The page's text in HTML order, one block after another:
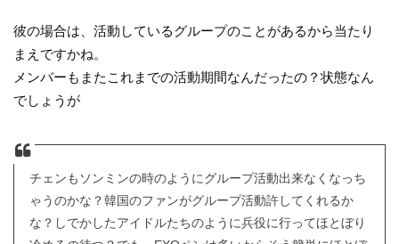
彼の場合は、活動しているグループのことがあるから当たり
まえですかね。
メンバーもまたこれまでの活動期間なんだったの？状態なん
でしょうが
チェンもソンミンの時のようにグループ活動出来なくなっち
ゃうのかな？韓国のファンがグループ活動許してくれるか
な？しでかしたアイドルたちのように兵役に行ってほとぼり